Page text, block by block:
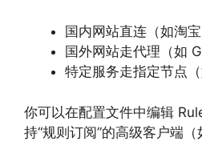
国内网站直连（如淘宝
国外网站走代理（如
特定服务走指定节点
你可以在配置文件中编辑
持“规则订阅”的高级客户端